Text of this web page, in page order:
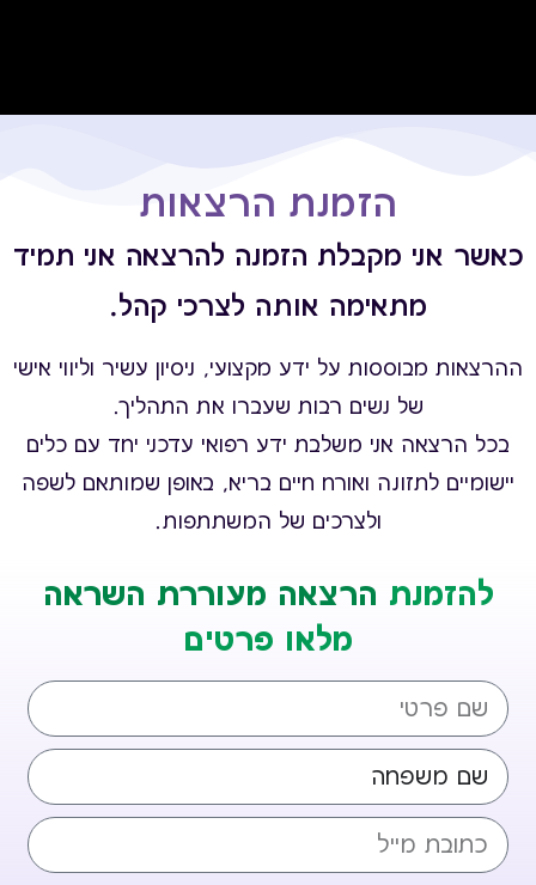
הזמנת הרצאות
כאשר אני מקבלת הזמנה להרצאה אני תמיד
מתאימה אותה לצרכי קהל.
ההרצאות מבוססות על ידע מקצועי, ניסיון עשיר וליווי אישי
של נשים רבות שעברו את התהליך.
בכל הרצאה אני משלבת ידע רפואי עדכני יחד עם כלים
יישומיים לתזונה ואורח חיים בריא, באופן שמותאם לשפה
ולצרכים של המשתתפות.
להזמנת הרצאה מעוררת השראה
מלאו פרטים